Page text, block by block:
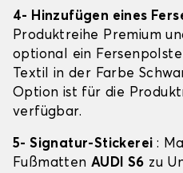
4- Hinzufügen eines
Produktreihe Premium
optional ein
Textil in der Farbe
Option ist für die
verfügbar.
5- Signatur-Stickerei :
FußmattenAUDI S6 zu